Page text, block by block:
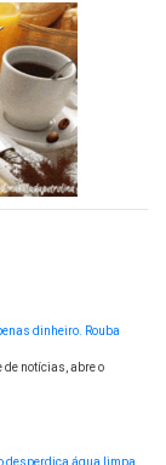
dinheiro. Rouba
de notícias, abre o
desperdiça água limpa